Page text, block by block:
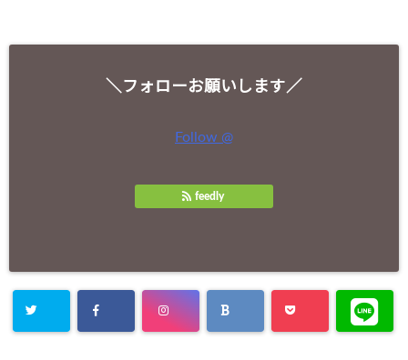
＼フォローお願いします／
Follow @
feedly